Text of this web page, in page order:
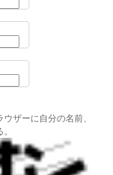
ザーに自分の名前、